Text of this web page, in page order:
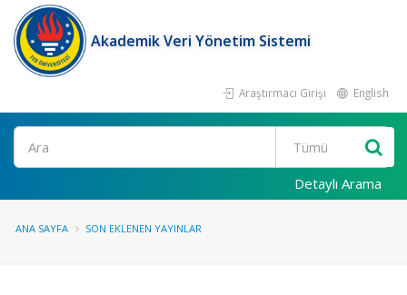
Akademik Veri Yönetim Sistemi
Araştırmacı Girişi English
Ara
Detaylı Arama
ANA SAYFA SON EKLENEN YAYINLAR